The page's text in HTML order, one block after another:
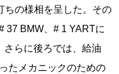
ちの様相を呈した。その
37 BMW、# 1 YARTに
さらに後ろでは、給油
たメカニックのための